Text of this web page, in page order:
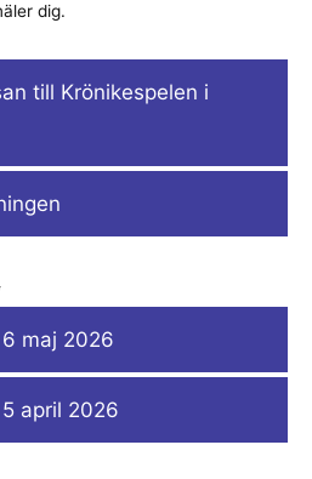
dig.
till Krönikespelen i
maj 2026
april 2026